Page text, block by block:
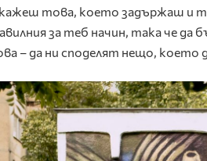
това, което задържаш и
за теб начин, така че да
– да ни споделят нещо, което